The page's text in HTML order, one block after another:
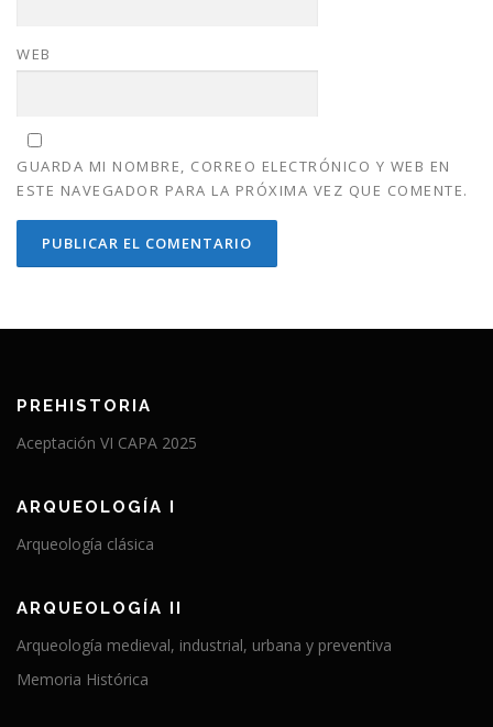
WEB
GUARDA MI NOMBRE, CORREO ELECTRÓNICO Y WEB EN
ESTE NAVEGADOR PARA LA PRÓXIMA VEZ QUE COMENTE.
PREHISTORIA
Aceptación VI CAPA 2025
ARQUEOLOGÍA I
Arqueología clásica
ARQUEOLOGÍA II
Arqueología medieval, industrial, urbana y preventiva
Memoria Histórica